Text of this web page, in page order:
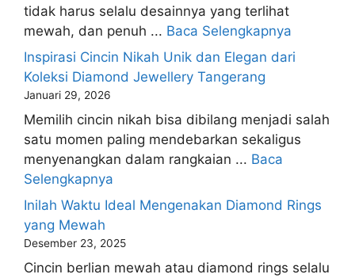
tidak harus selalu desainnya yang terlihat
mewah, dan penuh ... Baca Selengkapnya
Inspirasi Cincin Nikah Unik dan Elegan dari
Koleksi Diamond Jewellery Tangerang
Januari 29, 2026
Memilih cincin nikah bisa dibilang menjadi salah
satu momen paling mendebarkan sekaligus
menyenangkan dalam rangkaian ... Baca
Selengkapnya
Inilah Waktu Ideal Mengenakan Diamond Rings
yang Mewah
Desember 23, 2025
Cincin berlian mewah atau diamond rings selalu